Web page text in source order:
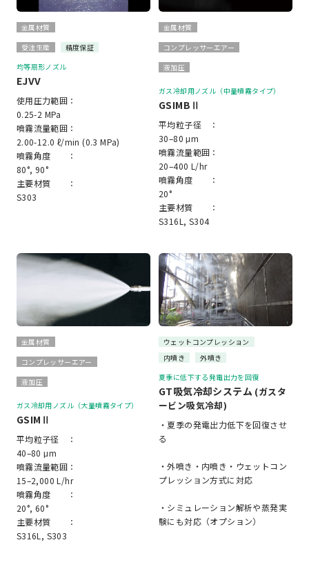
金属材質
受注生産
精度保証
均等扇形ノズル
EJVV
使用圧力範囲：
0.25-2 MPa
噴霧流量範囲：
2.00-12.0 ℓ/min (0.3 MPa)
噴霧角度 ：
80°, 90°
主要材質 ：
S303
金属材質
コンプレッサーエアー
液加圧
ガス冷却用ノズル（中量噴霧タイプ）
GSIMBⅡ
平均粒子径 ：
30–80 μm
噴霧流量範囲：
20–400 L/hr
噴霧角度 ：
20°
主要材質 ：
S316L, S304
金属材質
コンプレッサーエアー
液加圧
ガス冷却用ノズル（大量噴霧タイプ）
GSIMⅡ
平均粒子径 ：
40–80 μm
噴霧流量範囲：
15–2,000 L/hr
噴霧角度 ：
20°, 60°
主要材質 ：
S316L, S303
ウェットコンプレッション
内噴き
外噴き
夏季に低下する発電出力を回復
GT吸気冷却システム (ガスタ
ービン吸気冷却)
・夏季の発電出力低下を回復させ
る
・外噴き・内噴き・ウェットコン
プレッション方式に対応
・シミュレーション解析や蒸発実
験にも対応（オプション）